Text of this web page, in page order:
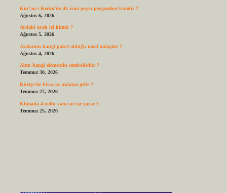
Kur’an-ı Kerim’de ilk ismi geçen peygamber kimdir ?
Ağustos 6, 2026
Aydaki ayak izi kimin ?
Ağustos 5, 2026
Arabanın hangi paket olduğu nasıl anlaşılır ?
Ağustos 4, 2026
Altın hangi elementin sembolüdür ?
Temmuz 30, 2026
Kürtçe’de Firaz ne anlama gelir ?
Temmuz 27, 2026
Klimada 4 yollu vana ne işe yarar ?
Temmuz 25, 2026